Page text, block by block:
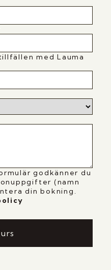
med Lauma
godkänner du
(namn
din bokning.